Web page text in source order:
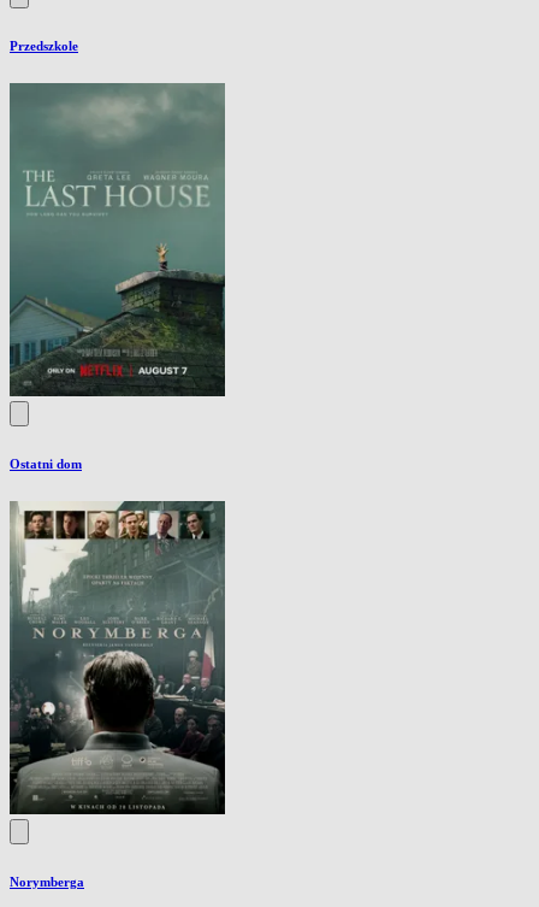
Przedszkole
Ostatni dom
Norymberga